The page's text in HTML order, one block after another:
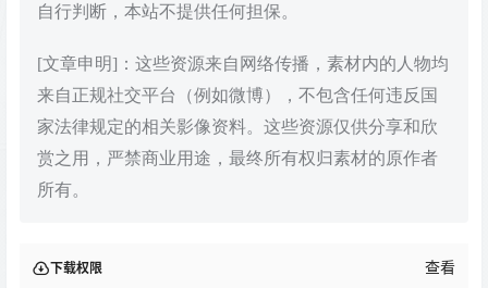
自行判断，本站不提供任何担保。
[文章申明]：这些资源来自网络传播，素材内的人物均
来自正规社交平台（例如微博），不包含任何违反国
家法律规定的相关影像资料。这些资源仅供分享和欣
赏之用，严禁商业用途，最终所有权归素材的原作者
所有。
下载权限 查看